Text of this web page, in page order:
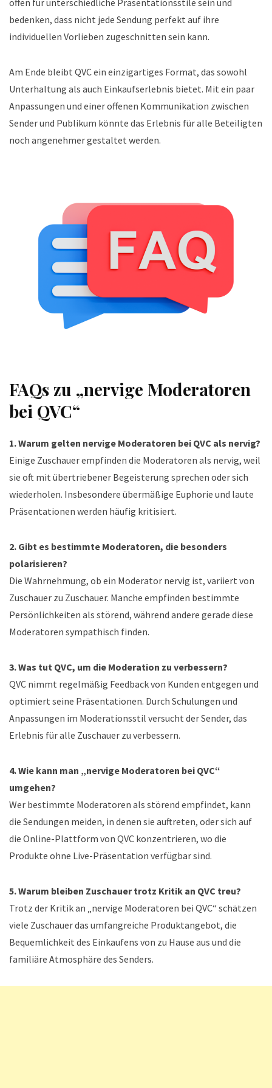
bedenken, dass nicht jede Sendung perfekt auf ihre
individuellen Vorlieben zugeschnitten sein kann.
Am Ende bleibt QVC ein einzigartiges Format, das sowohl
Unterhaltung als auch Einkaufserlebnis bietet. Mit ein paar
Anpassungen und einer offenen Kommunikation zwischen
Sender und Publikum könnte das Erlebnis für alle Beteiligten
noch angenehmer gestaltet werden.
FAQs zu „nervige Moderatoren
bei QVC“
1. Warum gelten nervige Moderatoren bei QVC als nervig?
Einige Zuschauer empfinden die Moderatoren als nervig, weil
sie oft mit übertriebener Begeisterung sprechen oder sich
wiederholen. Insbesondere übermäßige Euphorie und laute
Präsentationen werden häufig kritisiert.
2. Gibt es bestimmte Moderatoren, die besonders
polarisieren?
Die Wahrnehmung, ob ein Moderator nervig ist, variiert von
Zuschauer zu Zuschauer. Manche empfinden bestimmte
Persönlichkeiten als störend, während andere gerade diese
Moderatoren sympathisch finden.
3. Was tut QVC, um die Moderation zu verbessern?
QVC nimmt regelmäßig Feedback von Kunden entgegen und
optimiert seine Präsentationen. Durch Schulungen und
Anpassungen im Moderationsstil versucht der Sender, das
Erlebnis für alle Zuschauer zu verbessern.
4. Wie kann man „nervige Moderatoren bei QVC“
umgehen?
Wer bestimmte Moderatoren als störend empfindet, kann
die Sendungen meiden, in denen sie auftreten, oder sich auf
die Online-Plattform von QVC konzentrieren, wo die
Produkte ohne Live-Präsentation verfügbar sind.
5. Warum bleiben Zuschauer trotz Kritik an QVC treu?
Trotz der Kritik an „nervige Moderatoren bei QVC“ schätzen
viele Zuschauer das umfangreiche Produktangebot, die
Bequemlichkeit des Einkaufens von zu Hause aus und die
familiäre Atmosphäre des Senders.